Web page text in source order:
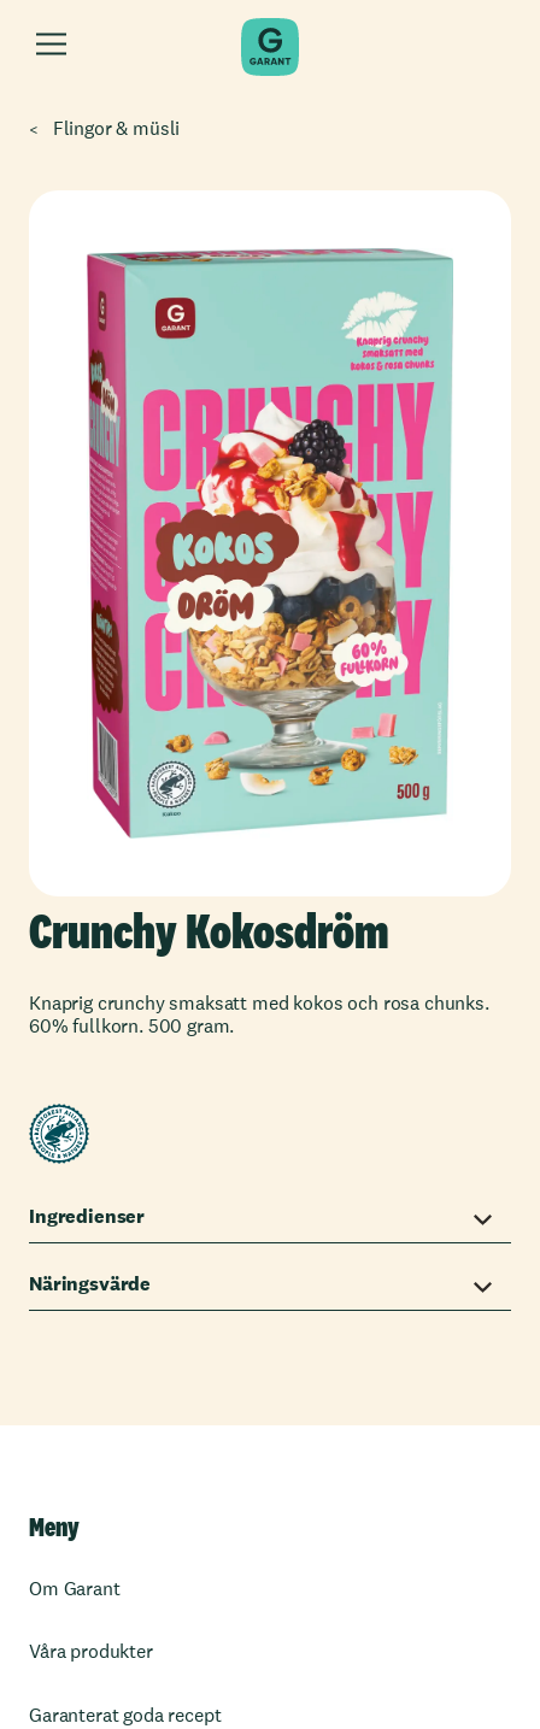
Flingor & müsli
Crunchy Kokosdröm
Knaprig crunchy smaksatt med kokos och rosa chunks.
60% fullkorn. 500 gram.
Ingredienser
Näringsvärde
Meny
Om Garant
Våra produkter
Garanterat goda recept